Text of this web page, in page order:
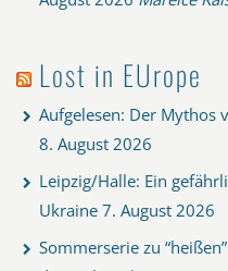
Lost in EUrope
Aufgelesen: Der Mythos
8. August 2026
Leipzig/Halle: Ein
Ukraine 7. August 2026
Sommerserie zu